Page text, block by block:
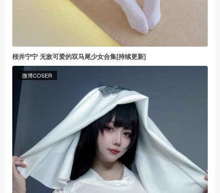
桜井宁宁 无敌可爱的双马尾少女合集[持续更新]
微博COSER